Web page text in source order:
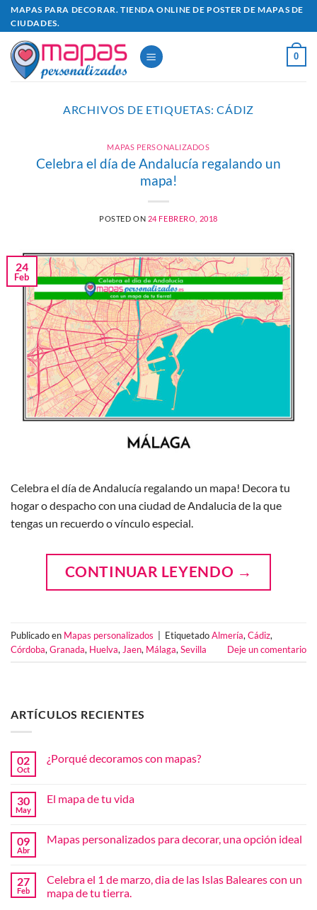
Saltar
contenido
MAPAS PARA DECORAR. TIENDA ONLINE DE POSTER DE MAPAS DE
CIUDADES.
0
ARCHIVOS DE ETIQUETAS:CÁDIZ
MAPAS PERSONALIZADOS
Celebra el día de Andalucía regalando un
mapa!
POSTED ON 24 FEBRERO, 2018
24
Feb
Celebra el día de Andalucía regalando un mapa! Decora tu
hogar o despacho con una ciudad de Andalucia de la que
tengas un recuerdo o vínculo especial.
CONTINUAR LEYENDO →
Publicado en Mapas personalizados EtiquetadoAlmería, Cádiz,
Córdoba, Granada, Huelva, Jaen, Málaga, Sevilla Deje un comentario
ARTÍCULOS RECIENTES
02
Oct
¿Porqué decoramos con mapas?
en
mapas?
30
May
El mapa de tu vida
en
tu
vida
09
Abr
Mapas personalizados para decorar, una opción ideal
en
Mapas
personalizados
27
Feb
Celebra el 1 de marzo, dia de las Islas Baleares con un
mapa de tu tierra.